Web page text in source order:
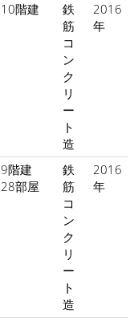
10階建
鉄
筋
コ
ン
ク
リ
ー
ト
造
2016
年
9階建
28部屋
鉄
筋
コ
ン
ク
リ
ー
ト
造
2016
年